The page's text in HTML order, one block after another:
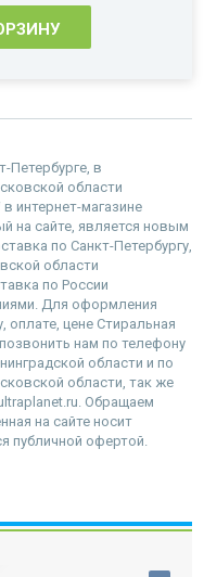
Петербурге, в
области
интернет-магазине
на сайте, является новым
по Санкт-Петербургу,
области
по России
Для оформления
оплате, цене Стиральная
нам по телефону
области и по
области, так же
Обращаем
на сайте носит
публичной офертой.